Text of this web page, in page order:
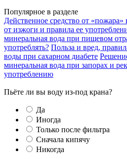
Популярное в разделе
Действенное средство от «пожара»
от изжоги и правила ее
минеральная вода при пищевом
употреблять? Польза и вред,
воды при сахарном диабете
минеральная вода при запорах и
употреблению
Пьёте ли вы воду из-под крана?
Да
Иногда
Только после фильтра
Сначала кипячу
Никогда